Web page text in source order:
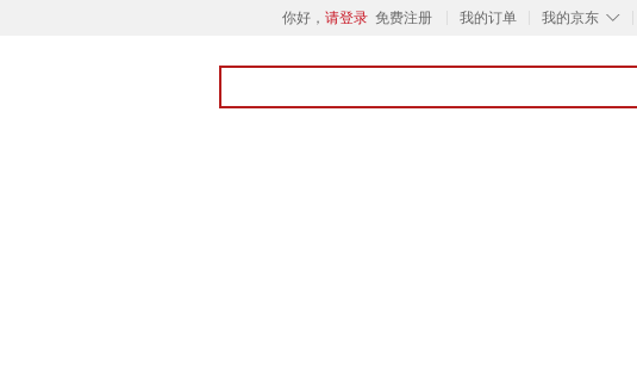
你好， 请登录 免费注册 我的订单 ◇
我的京东